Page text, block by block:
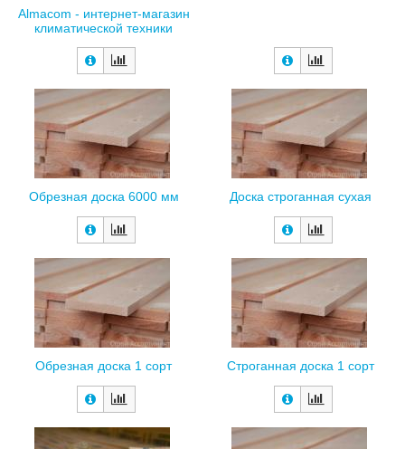
Almacom - интернет-магазин
климатической техники
Обрезная доска 6000 мм Доска строганная сухая
Обрезная доска 1 сорт Строганная доска 1 сорт